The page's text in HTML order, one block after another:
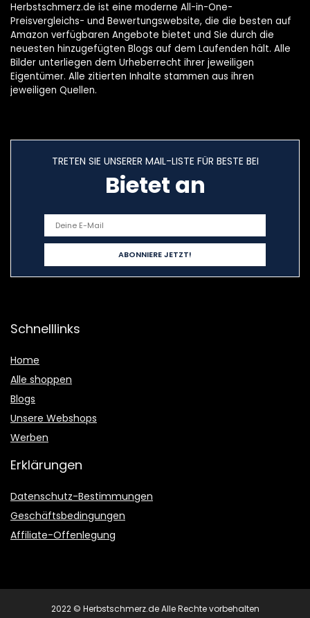
Herbstschmerz.de ist eine moderne All-in-One-
Preisvergleichs- und Bewertungswebsite, die die besten auf
Amazon verfügbaren Angebote bietet und Sie durch die
neuesten hinzugefügten Blogs auf dem Laufenden hält. Alle
Bilder unterliegen dem Urheberrecht ihrer jeweiligen
Eigentümer. Alle zitierten Inhalte stammen aus ihren
jeweiligen Quellen.
TRETEN SIE UNSERER MAIL-LISTE FÜR BESTE BEI
Bietet an
Schnelllinks
Home
Alle shoppen
Blogs
Unsere Webshops
Werben
Erklärungen
Datenschutz-Bestimmungen
Geschäftsbedingungen
Affiliate-Offenlegung
2022 © Herbstschmerz.de Alle Rechte vorbehalten